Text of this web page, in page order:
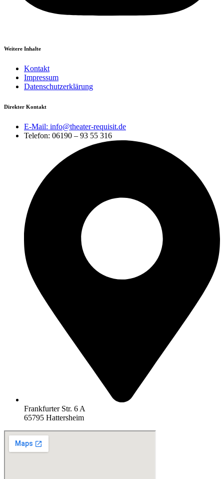
Weitere Inhalte
Kontakt
Impressum
Datenschutzerklärung
Direkter Kontakt
E-Mail: info@theater-requisit.de
Telefon: 06190 – 93 55 316
Frankfurter Str. 6 A
65795 Hattersheim